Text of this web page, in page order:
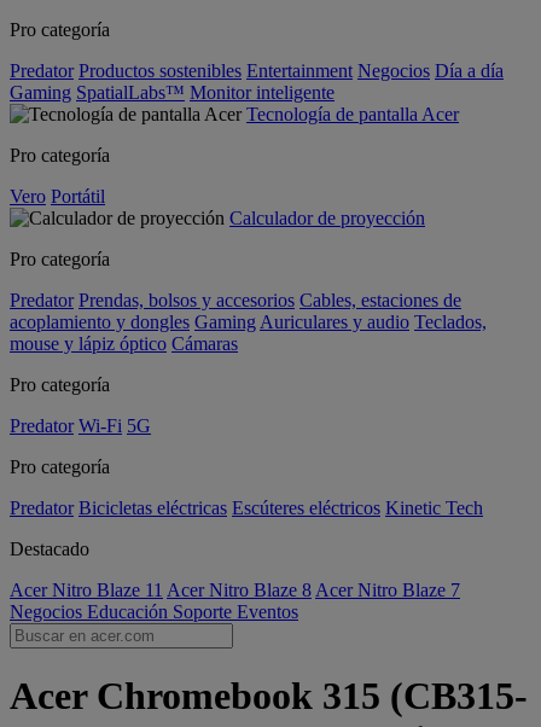
Pro categoría
Predator Productos sostenibles Entertainment Negocios Día a día
Gaming SpatialLabs™ Monitor inteligente
Tecnología de pantalla Acer
Pro categoría
Vero Portátil
Calculador de proyección
Pro categoría
Predator Prendas, bolsos y accesorios Cables, estaciones de
acoplamiento y dongles Gaming Auriculares y audio Teclados,
mouse y lápiz óptico Cámaras
Pro categoría
Predator Wi-Fi 5G
Pro categoría
Predator Bicicletas eléctricas Escúteres eléctricos Kinetic Tech
Destacado
Acer Nitro Blaze 11 Acer Nitro Blaze 8 Acer Nitro Blaze 7
Negocios Educación Soporte Eventos
Acer Chromebook 315 (CB315-